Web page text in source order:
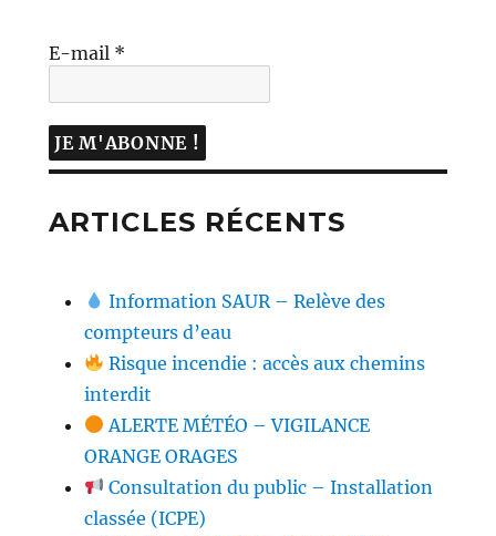
E-mail *
ARTICLES RÉCENTS
Information SAUR – Relève des
compteurs d’eau
Risque incendie : accès aux chemins
interdit
ALERTE MÉTÉO – VIGILANCE
ORANGE ORAGES
Consultation du public – Installation
classée (ICPE)